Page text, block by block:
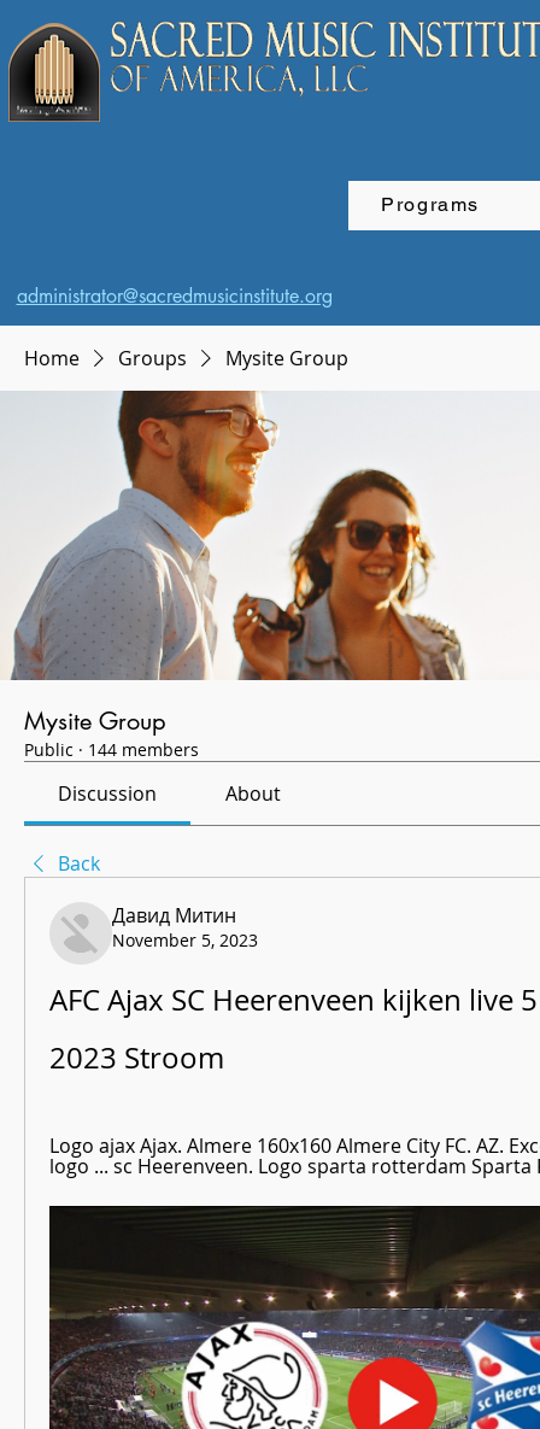
Programs
administrator@sacredmusicinstitute.org
Home Groups Mysite Group
Mysite Group
Public · 144 members
Discussion About
Back
Давид Митин
November 5, 2023
AFC Ajax SC Heerenveen kijken live
2023 Stroom
Logo ajax Ajax. Almere 160x160 Almere City FC. AZ.
logo ... sc Heerenveen. Logo sparta rotterdam Sparta